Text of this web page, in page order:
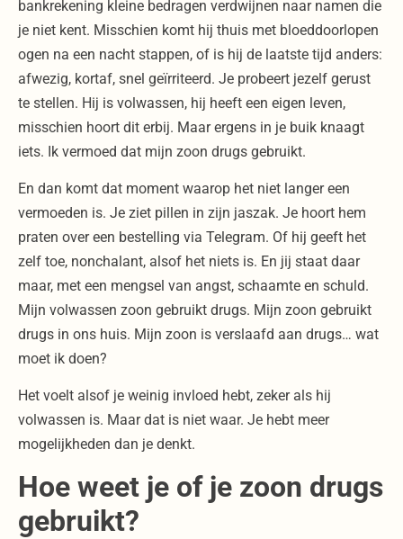
bankrekening kleine bedragen verdwijnen naar namen die
je niet kent. Misschien komt hij thuis met bloeddoorlopen
ogen na een nacht stappen, of is hij de laatste tijd anders:
afwezig, kortaf, snel geïrriteerd. Je probeert jezelf gerust
te stellen. Hij is volwassen, hij heeft een eigen leven,
misschien hoort dit erbij. Maar ergens in je buik knaagt
iets. Ik vermoed dat mijn zoon drugs gebruikt.
En dan komt dat moment waarop het niet langer een
vermoeden is. Je ziet pillen in zijn jaszak. Je hoort hem
praten over een bestelling via Telegram. Of hij geeft het
zelf toe, nonchalant, alsof het niets is. En jij staat daar
maar, met een mengsel van angst, schaamte en schuld.
Mijn volwassen zoon gebruikt drugs. Mijn zoon gebruikt
drugs in ons huis. Mijn zoon is verslaafd aan drugs… wat
moet ik doen?
Het voelt alsof je weinig invloed hebt, zeker als hij
volwassen is. Maar dat is niet waar. Je hebt meer
mogelijkheden dan je denkt.
Hoe weet je of je zoon drugs
gebruikt?